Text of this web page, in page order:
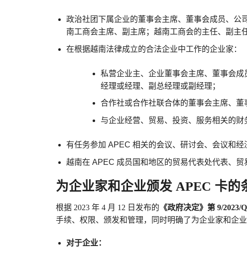
政治社团下属企业的董事会主席、董事会成员、
南工商会主席、副主席；越南工商会的主任、副主
在根据越南法律成立的合法企业中工作的企业家：
私营企业主、企业董事会主席、董事会
经理或经理、副总经理或副经理；
合作社或合作社联合体的董事会主席、董
与企业经营、贸易、投资、服务相关的财
有任务参加 APEC 相关的会议、研讨会、会议和经
越南在 APEC 成员国和地区的贸易代表处代表、贸
为企业家和企业颁发 APEC 卡的
根据 2023 年 4 月 12 日发布的 《政府决定》第 9/2023/
手续、权限、颁发和管理，同时明确了为企业家和企
对于企业：